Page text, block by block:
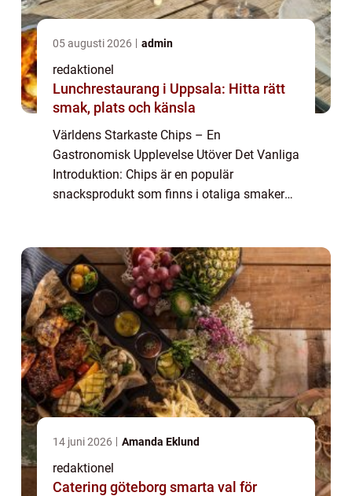
05 augusti 2026 admin
redaktionel
Lunchrestaurang i Uppsala: Hitta rätt
smak, plats och känsla
Världens Starkaste Chips – En
Gastronomisk Upplevelse Utöver Det Vanliga
Introduktion: Chips är en populär
snacksprodukt som finns i otaliga smaker
chips som sticker...
14 juni 2026 Amanda Eklund
redaktionel
Catering göteborg smarta val för